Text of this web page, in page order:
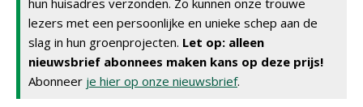
hun huisadres verzonden. Zo kunnen onze trouwe
lezers met een persoonlijke en unieke schep aan de
slag in hun groenprojecten. Let op: alleen
nieuwsbrief abonnees maken kans op deze prijs!
Abonneer je hier op onze nieuwsbrief.